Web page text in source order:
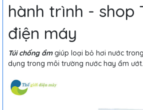
hành trình - shop
điện máy
Túi chống ẩmgiúp loại bỏ hơi nước
dụng trong môi trường nước hay ẩm ướt.